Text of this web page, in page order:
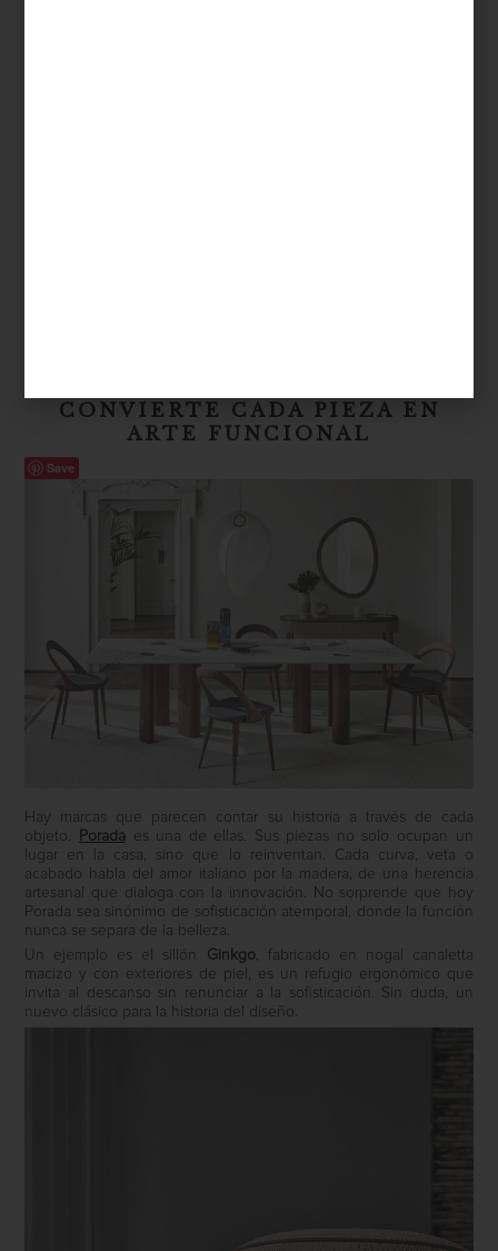
CONVIERTE CADA PIEZA EN
ARTE FUNCIONAL
Save
Hay marcas que parecen contar su historia a través de cada
objeto.
Poradaes una de ellas. Sus piezas no solo ocupan un
lugar en la casa, sino que lo reinventan. Cada curva, veta o
acabado habla del amor italiano por la madera, de una herencia
artesanal que dialoga con la innovación. No sorprende que hoy
Porada sea sinónimo de sofisticación atemporal, donde la función
nunca se separa de la belleza.
Un ejemplo es el sillón
Ginkgo, fabricado en nogal canaletta
macizo y con exteriores de piel, es un refugio ergonómico que
invita al descanso sin renunciar a la sofisticación. Sin duda, un
nuevo clásico para la historia del diseño.